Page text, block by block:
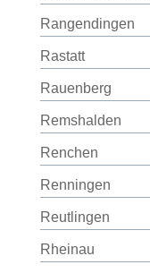
Rangendingen
Rastatt
Rauenberg
Remshalden
Renchen
Renningen
Reutlingen
Rheinau